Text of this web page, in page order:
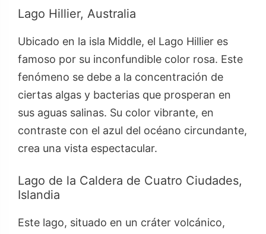
Lago Hillier, Australia
Ubicado en la isla Middle, el Lago Hillier es
famoso por su inconfundible color rosa. Este
fenómeno se debe a la concentración de
ciertas algas y bacterias que prosperan en
sus aguas salinas. Su color vibrante, en
contraste con el azul del océano circundante,
crea una vista espectacular.
Lago de la Caldera de Cuatro Ciudades,
Islandia
Este lago, situado en un cráter volcánico,